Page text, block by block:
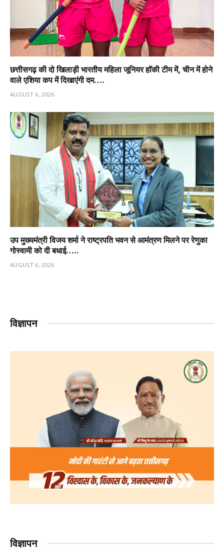
छत्तीसगढ़ की दो खिलाड़ी भारतीय महिला जूनियर हॉकी टीम में, चीन में होने
वाले एशिया कप में दिखाएंगी दम….
AUGUST 6, 2026
उप मुख्यमंत्री विजय शर्मा ने राष्ट्रपति भवन से आमंत्रण मिलने पर रेणुका
गोस्वामी को दी बधाई…..
AUGUST 6, 2026
विज्ञापन
विज्ञापन